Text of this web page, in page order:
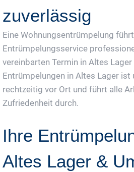
zuverlässig
Eine Wohnungsentrümpelung
Entrümpelungsservice
vereinbarten Termin in Altes Lager
Entrümpelungen in Altes Lager ist
rechtzeitig vor Ort und führt alle
Zufriedenheit durch.
Ihre
Altes Lager &